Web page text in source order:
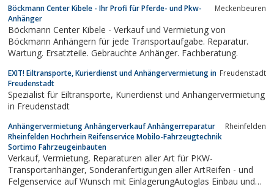
Böckmann Center Kibele - Ihr Profi für Pferde- und Pkw-
Anhänger
Meckenbeuren
Böckmann Center Kibele - Verkauf und Vermietung von
Böckmann Anhängern für jede Transportaufgabe. Reparatur.
Wartung. Ersatzteile. Gebrauchte Anhänger. Fachberatung.
EXIT! Eiltransporte, Kurierdienst und Anhängervermietung in
Freudenstadt
Freudenstadt
Spezialist für Eiltransporte, Kurierdienst und Anhängervermietung
in Freudenstadt
Anhängervermietung Anhängerverkauf Anhängerreparatur
Rheinfelden Hochrhein Reifenservice Mobilo-Fahrzeugtechnik
Sortimo Fahrzeugeinbauten
Rheinfelden
Verkauf, Vermietung, Reparaturen aller Art für PKW-
Transportanhänger, Sonderanfertigungen aller ArtReifen - und
Felgenservice auf Wunsch mit EinlagerungAutoglas Einbau und